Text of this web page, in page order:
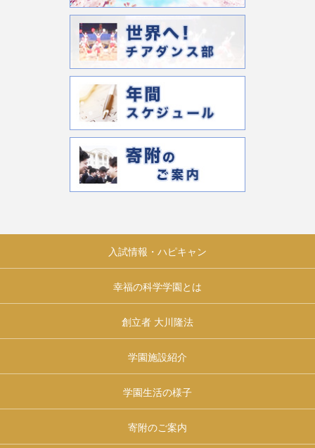
入試情報・ハピキャン
幸福の科学学園とは
創立者 大川隆法
学園施設紹介
学園生活の様子
寄附のご案内